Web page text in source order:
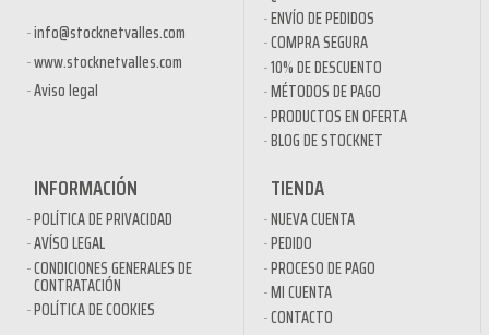
info@stocknetvalles.com
www.stocknetvalles.com
Aviso legal
ENVÍO DE PEDIDOS
COMPRA SEGURA
10% DE DESCUENTO
MÉTODOS DE PAGO
PRODUCTOS EN OFERTA
BLOG DE STOCKNET
INFORMACIÓN
POLÍTICA DE PRIVACIDAD
AVÍSO LEGAL
CONDICIONES GENERALES DE
CONTRATACIÓN
POLÍTICA DE COOKIES
TIENDA
NUEVA CUENTA
PEDIDO
PROCESO DE PAGO
MI CUENTA
CONTACTO